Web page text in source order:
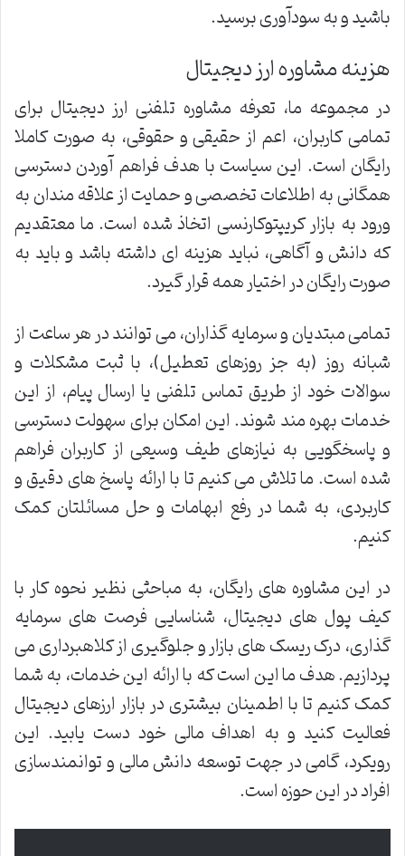
باشید و به سودآوری برسید.
هزینه مشاوره ارز دیجیتال
در مجموعه ما، تعرفه مشاوره تلفنی ارز دیجیتال برای
تمامی کاربران، اعم از حقیقی و حقوقی، به صورت کاملا
رایگان است. این سیاست با هدف فراهم آوردن دسترسی
همگانی به اطلاعات تخصصی و حمایت از علاقه مندان به
ورود به بازار کریپتوکارنسی اتخاذ شده است. ما معتقدیم
که دانش و آگاهی، نباید هزینه ای داشته باشد و باید به
صورت رایگان در اختیار همه قرار گیرد.
تمامی مبتدیان و سرمایه گذاران، می توانند در هر ساعت از
شبانه روز (به جز روزهای تعطیل)، با ثبت مشکلات و
سوالات خود از طریق تماس تلفنی یا ارسال پیام، از این
خدمات بهره مند شوند. این امکان برای سهولت دسترسی
و پاسخگویی به نیازهای طیف وسیعی از کاربران فراهم
شده است. ما تلاش می کنیم تا با ارائه پاسخ های دقیق و
کاربردی، به شما در رفع ابهامات و حل مسائلتان کمک
کنیم.
در این مشاوره های رایگان، به مباحثی نظیر نحوه کار با
کیف پول های دیجیتال، شناسایی فرصت های سرمایه
گذاری، درک ریسک های بازار و جلوگیری از کلاهبرداری می
پردازیم. هدف ما این است که با ارائه این خدمات، به شما
کمک کنیم تا با اطمینان بیشتری در بازار ارزهای دیجیتال
فعالیت کنید و به اهداف مالی خود دست یابید. این
رویکرد، گامی در جهت توسعه دانش مالی و توانمندسازی
افراد در این حوزه است.